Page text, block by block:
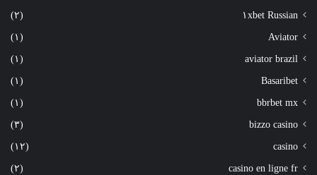
١xbet Russian (٢)
Aviator (١)
aviator brazil (١)
Basaribet (١)
bbrbet mx (١)
bizzo casino (٣)
casino (١٢)
casino en ligne fr (٢)